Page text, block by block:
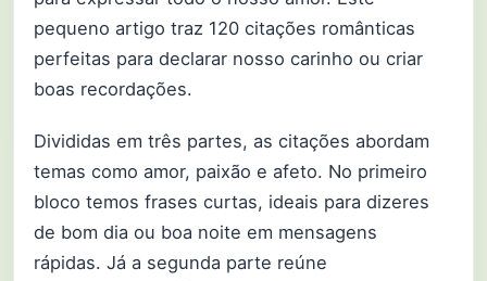
pequeno artigo traz 120 citações românticas
perfeitas para declarar nosso carinho ou criar
boas recordações.
Divididas em três partes, as citações abordam
temas como amor, paixão e afeto. No primeiro
bloco temos frases curtas, ideais para dizeres
de bom dia ou boa noite em mensagens
rápidas. Já a segunda parte reúne